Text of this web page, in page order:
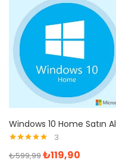
Windows 10 Home Satın Al
5.00oy aldı
3
₺599,99₺119,90